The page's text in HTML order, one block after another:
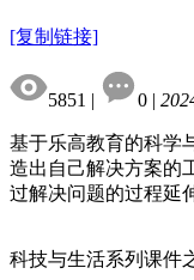
[复制链接]
5851 | 0 |
基于乐高教育的科学
造出自己解决方案的
过解决问题的过程延
科技与生活系列课件